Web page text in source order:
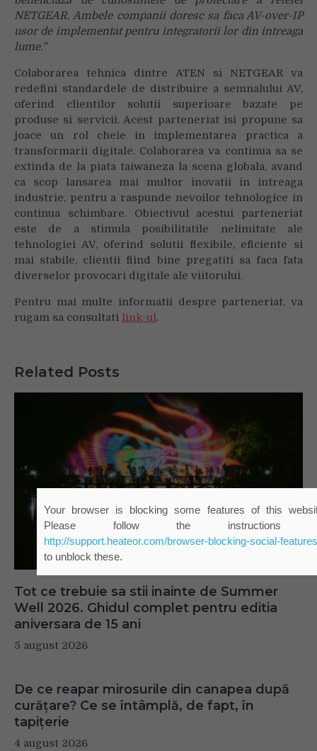
NETGEAR. Ambele companii doresc sa faca AV-over-IP
usor de implementat pentru integratorii lor din intreaga
lume.”
Colaborarea tehnica dintre ATEN si NETGEAR va
redefini standardele de distribuire a semnalului AV,
oferind clientilor solutii superioare bazate pe
produse si servicii. Acest parteneriat isi propune sa
joace un rol cheie in implementarea practica a
transformarii digitale. Colaborarea va continua sa se
extinda de la piata taiwaneza la scena globala, avand
ca scop lansarea mai multor inovatii in intreaga
industrie, pentru a raspunde nevoilor tehnologice in
continua schimbare. Obiectivul acestui parteneriat
este de a stimula posibilitatile nelimitate ale
tehnologiei AV, oferind solutii flexibile, eficiente si
mai stabile, clientii fiind bine pregatiti sa faca fata
diverselor provocari digitale ale viitorului.
Pentru mai multe informatii despre parteneriat, va
rugam sa consultati link-ul.
Related Posts
Tot ce trebuie sa stii inainte de Summer
Well 2026. Ghidul complet pentru editia
aniversara de 15 ani
5 august 2026
De ce reapar mirosurile din canapea după
curățare? Ce se întâmplă, de fapt, în
tapițerie
4 august 2026
Your browser is blocking some features of this
http://support.heateor.com/browser-blocking-social-
features/to unblock these.